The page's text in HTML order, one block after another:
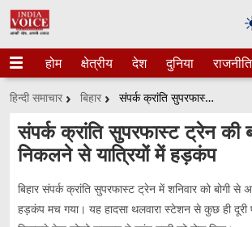
होम क्षेत्रीय देश दुनिया राजनीति
हिन्दी समाचार बिहार संपर्क क्रांति सुपरफास्ट ट्रेन की बोगी में धुआं निकलने से यात्रियों में हड़कंप
संपर्क क्रांति सुपरफास्ट ट्रेन की
निकलने से यात्रियों में हड़कंप
बिहार संपर्क क्रांति सुपरफास्ट ट्रेन में शनिवार को
हड़कंप मच गया। यह हादसा थलवारा स्टेशन से कुछ ही